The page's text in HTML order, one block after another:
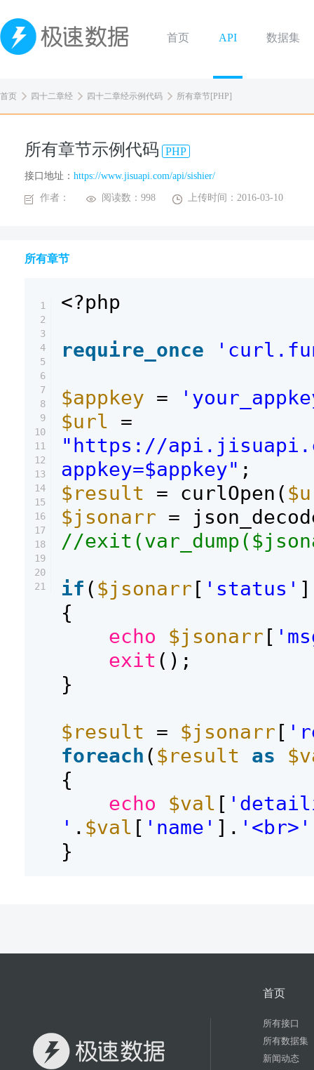
首页 API 数据集
首页 四十二章经 四十二章经示例代码 所有章节[PHP]
所有章节示例代码 PHP
接口地址： https://www.jisuapi.com/api/sishier/
作者： 阅读数：998 上传时间：2016-03-10
所有章节
1
2
3
4
5
6
7
8
9
10
11
12
13
14
15
16
17
18
19
20
21
<?php
require_once
$appkey =
$url
=
"https://
appkey=$appkey" ;
$result
= curlOpen(
$jsonarr =
//
if ( $jsonarr [ 'status'
{
echo
$jsonarr [
exit ();
}
$result = $jsonarr [
foreach ( $result as
{
echo
$val [
' . $val [ 'name' ]. '<br>'
}
首页
所有接口
所有数据集
新闻动态